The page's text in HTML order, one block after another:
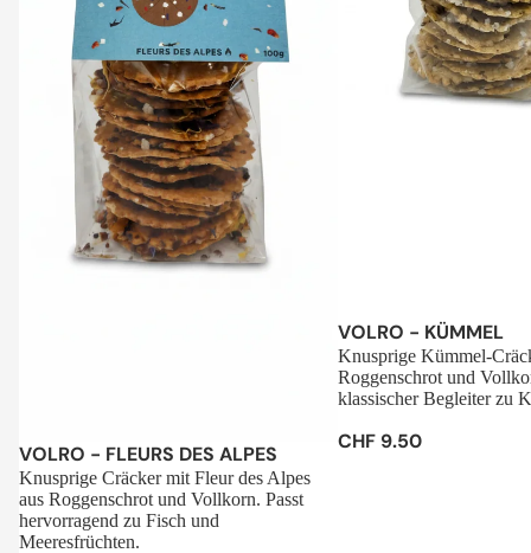
Sale
VOLRO - FLEURS DES ALPES
Knusprige Cräcker mit Fleur des Alpes
aus Roggenschrot und Vollkorn. Passt
hervorragend zu Fisch und
Meeresfrüchten.
VOLRO - KÜMMEL
Knusprige Kümmel-
Roggenschrot und
klassischer Begleiter zu
CHF 9.50